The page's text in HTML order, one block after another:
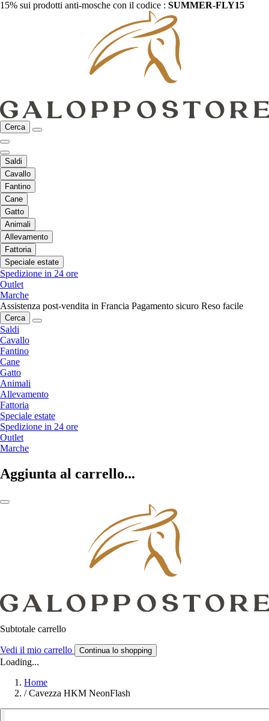
15% sui prodotti anti-mosche con il codice : SUMMER-FLY15
Cerca
Saldi
Cavallo
Fantino
Cane
Gatto
Animali
Allevamento
Fattoria
Speciale estate
Spedizione in 24 ore
Outlet
Marche
Assistenza post-vendita in Francia Pagamento sicuro Reso facile
Cerca
Saldi
Cavallo
Fantino
Cane
Gatto
Animali
Allevamento
Fattoria
Speciale estate
Spedizione in 24 ore
Outlet
Marche
Aggiunta al carrello...
Subtotale carrello
Vedi il mio carrello Continua lo shopping
Loading...
Home
/ Cavezza HKM NeonFlash